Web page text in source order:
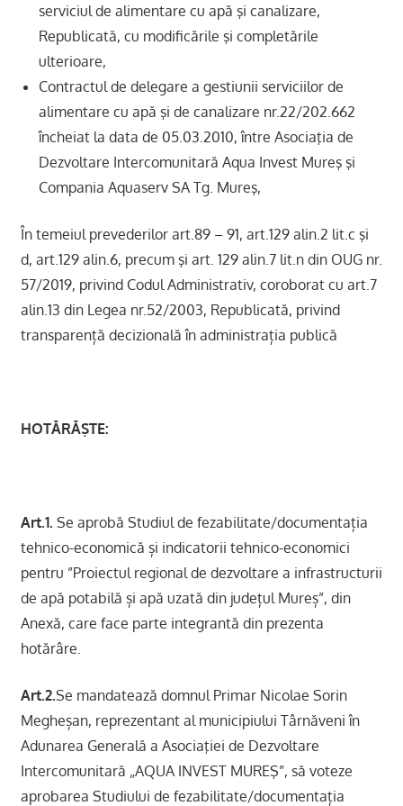
serviciul de alimentare cu apă şi canalizare,
Republicată, cu modificările şi completările
ulterioare,
Contractul de delegare a gestiunii serviciilor de
alimentare cu apă şi de canalizare nr.22/202.662
încheiat la data de 05.03.2010, între Asociaţia de
Dezvoltare Intercomunitară Aqua Invest Mureş şi
Compania Aquaserv SA Tg. Mureş,
În temeiul prevederilor art.89 – 91, art.129 alin.2 lit.c şi
d, art.129 alin.6, precum şi art. 129 alin.7 lit.n din OUG nr.
57/2019, privind Codul Administrativ, coroborat cu art.7
alin.13 din Legea nr.52/2003, Republicată, privind
transparență decizională în administrația publică
HOTĂRĂŞTE:
Art.1. Se aprobă Studiul de fezabilitate/documentația
tehnico-economică și indicatorii tehnico-economici
pentru ”Proiectul regional de dezvoltare a infrastructurii
de apă potabilă și apă uzată din județul Mureș”, din
Anexă, care face parte integrantă din prezenta
hotărâre.
Art.2.Se mandatează domnul Primar Nicolae Sorin
Megheșan, reprezentant al municipiului Târnăveni în
Adunarea Generală a Asociaţiei de Dezvoltare
Intercomunitară „AQUA INVEST MUREŞ”, să voteze
aprobarea Studiului de fezabilitate/documentația